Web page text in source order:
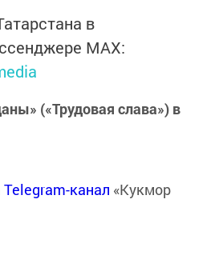
в
MАХ:
(«Трудовая слава») в
Telegram-канал «Кукмор